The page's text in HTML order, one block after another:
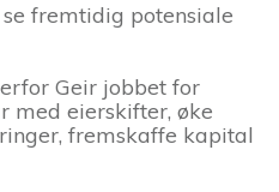
fremtidig potensiale
Geir jobbet for
med eierskifter, øke
fremskaffe kapital